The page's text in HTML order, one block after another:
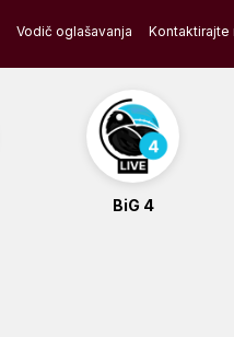
Vodič oglašavanja Kontaktirajte
BiG 4